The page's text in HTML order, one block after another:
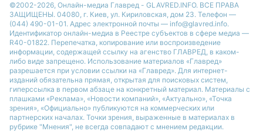
©2002-2026, Онлайн-медиа Главред - GLAVRED.INFO. ВСЕ ПРАВА
ЗАЩИЩЕНЫ. 04080, г. Киев, ул. Кириловская, дом 23. Телефон —
(044) 490-01-01. Адрес электронной почты — info@glavred.info.
Идентификатор онлайн-медиа в Реестре cубъектов в сфере медиа —
R40-01822. Перепечатка, копирование или воспроизведение
информации, содержащей ссылку на агенство ГЛАВРЕД, в каком-
либо виде запрещено. Использование материалов «Главред»
разрешается при условии ссылки на «Главред». Для интернет-
изданий обязательна прямая, открытая для поисковых систем,
гиперссылка в первом абзаце на конкретный материал. Материалы с
плашками «Реклама», «Новости компаний», «Актуально», «Точка
зрения», «Официально» публикуются на коммерческих или
партнерских началах. Точки зрения, выраженные в материалах в
рубрике "Мнения", не всегда совпадают с мнением редакции.